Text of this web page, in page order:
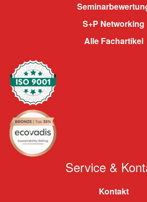
S+P Networking
Alle Fachartikel
Service &
Kontakt